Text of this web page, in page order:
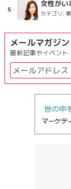
女性がい
カテゴリ:
メールマガジン
最新記事やイベン